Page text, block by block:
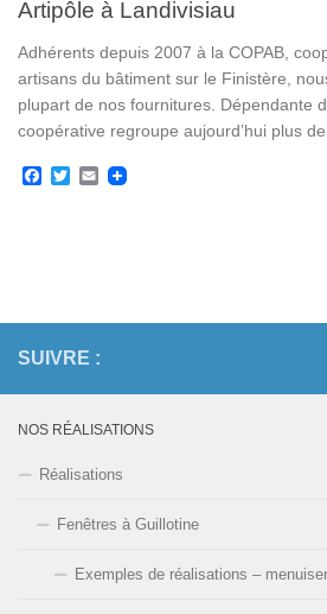
Artipôle à Landivisiau
Adhérents depuis 2007 à la COPAB,
artisans du bâtiment sur le Finistère,
plupart de nos fournitures. Dépendante
coopérative regroupe aujourd’hui plus
Facebook
Twitter
Email
SUIVRE :
NOS RÉALISATIONS
Réalisations
Fenêtres à Guillotine
Exemples de réalisations –